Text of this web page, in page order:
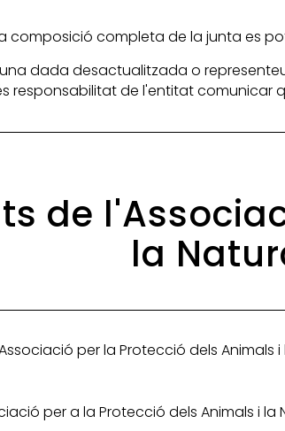
composició completa de la junta es
dada desactualitzada o
responsabilitat de l'entitat comunicar
de
la
per la Protecció dels
per a la Protecció dels Animals i la